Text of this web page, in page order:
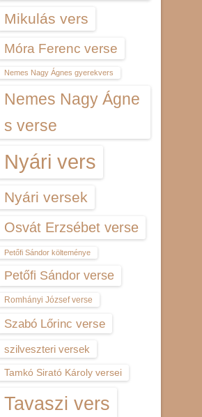
Mikulás vers
Móra Ferenc verse
Nemes Nagy Ágnes gyerekvers
Nemes Nagy Ágne
s verse
Nyári vers
Nyári versek
Osvát Erzsébet verse
Petőfi Sándor költeménye
Petőfi Sándor verse
Romhányi József verse
Szabó Lőrinc verse
szilveszteri versek
Tamkó Sirató Károly versei
Tavaszi vers